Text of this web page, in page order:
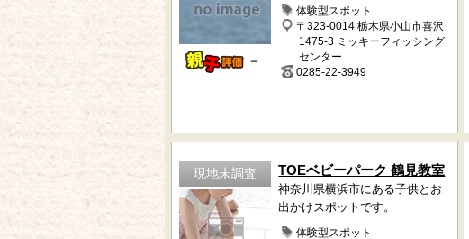
－
体験型スポット
〒323-0014 栃木県小山市喜沢
1475-3 ミッキーフィッシング
センター
0285-22-3949
現地未調査 TOEベビーパーク 鶴見教室
神奈川県横浜市にある子供とお
出かけスポットです。
体験型スポット